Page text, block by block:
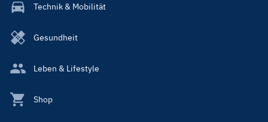
Technik & Mobilität
Gesundheit
Leben & Lifestyle
Shop